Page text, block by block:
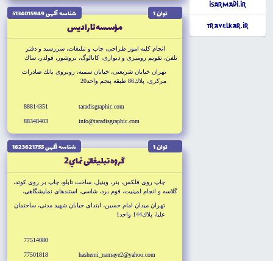
iSarmadi.ir
TravelKar.ir
توان 1 شناسه آگهى 5134015949
مؤسسه تاراديس
انجام كليه امور طراحى، چاپ و تبليغات، سررسيد و دفتر
تلفن، تقويم روميزى و ديوارى، كاتالوگ، بروشور، فولدر، ساك
هداياى تبليغاتى
تهران خيابان شريعتى، خيابان سميه، روبروى بانك صادرات
مركزى، پلاك86 طبقه پنجم واحد20
taradisgraphic.com
info@taradisgraphic.com
88814351
88348403
توان 1 شناسه آگهى 1623621755
گروه تبليغاتى نماي2
چاپ روى فلكس، بنر، وينيل، ساخت تابلو، چاپ بر روى كوتد،
گلاسه و انجام لمينيت، فوم برد، شاسى، استندهاى نمايشگاهى،
مالتى مديا
تهران ميدان امام حسين، ابتداى خيابان شهيد مدنى، ساختمان
عليا، پلاك144 واحد1
hashemi_namaye2@yahoo.com
77514080
77501818